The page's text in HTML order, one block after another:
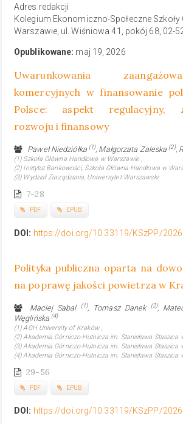
Adres redakcji
Kolegium Ekonomiczno-Społeczne Szkoły
Warszawie, ul. Wiśniowa 41, pokój 68, 02-
Opublikowane: maj 19, 2026
Uwarunkowania
komercyjnych w finansowanie
Polsce: aspekt regulacyjny,
rozwoju i finansowy
Paweł Niedziółka (1), Małgorzata Zaleska (2),
(1) Szkoła Główna Handlowa w Warszawie ,
(2) Instytut Bankowości, Szkoła Główna Handlowa w
(3) Wydział Zarządzania, Uniwersytet Warszawski
7-28
PDF EPUB
DOI: https://doi.org/10.33119/KSzPP/
Polityka publiczna oparta na
na poprawę jakości powietrza w
Maciej Sabal (1), Tomasz Danek (2),
Węglińska (4)
(1) AGH University of Kraków ,
(2) Akademia Górniczo-Hutnicza im. Stanisława Staszica
(3) Akademia Górniczo-Hutnicza im. Stanisława Staszica
(4) Akademia Górniczo-Hutnicza im. Stanisława Staszica
29-56
PDF EPUB
DOI: https://doi.org/10.33119/KSzPP/